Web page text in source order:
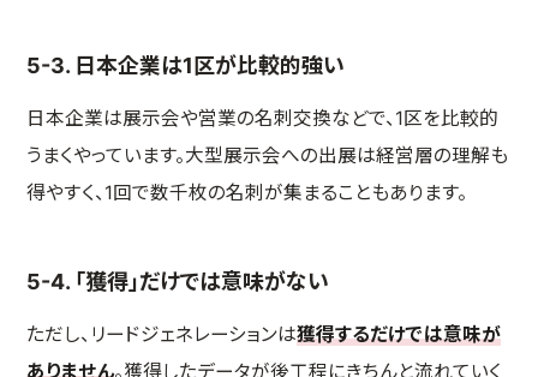
5-3. 日本企業は1区が比較的強い
日本企業は展示会や営業の名刺交換などで、1区を比較的
うまくやっています。大型展示会への出展は経営層の理解も
得やすく、1回で数千枚の名刺が集まることもあります。
5-4. 「獲得」だけでは意味がない
ただし、リードジェネレーションは獲得するだけでは意味が
ありません。獲得したデータが後工程にきちんと流れていく